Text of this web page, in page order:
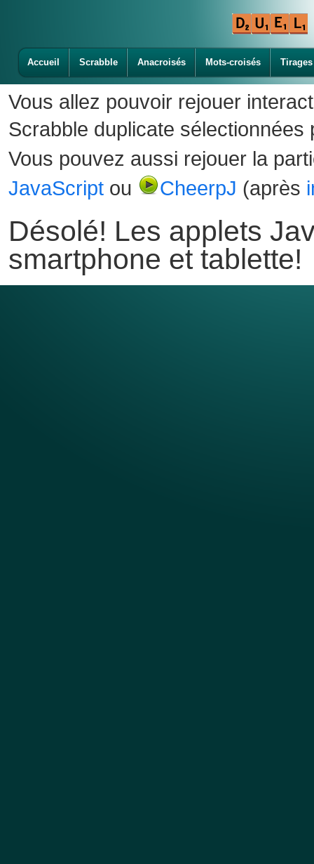
Accueil Scrabble Anacroisés Mots-croisés Tirages
Vous allez pouvoir rejouer
Scrabble duplicate sélectionnées
Vous pouvez aussi rejouer la
JavaScript ou CheerpJ (après
Désolé! Les applets
smartphone et tablette!